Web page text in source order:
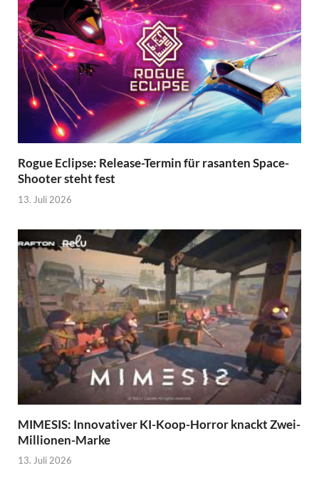
Rogue Eclipse: Release-Termin für rasanten Space-
Shooter steht fest
13. Juli 2026
MIMESIS: Innovativer KI-Koop-Horror knackt Zwei-
Millionen-Marke
13. Juli 2026